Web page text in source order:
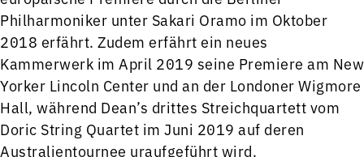
Philharmoniker unter Sakari Oramo im Oktober
2018 erfährt. Zudem erfährt ein neues
Kammerwerk im April 2019 seine Premiere am New
Yorker Lincoln Center und an der Londoner Wigmore
Hall, während Dean’s drittes Streichquartett vom
Doric String Quartet im Juni 2019 auf deren
Australientournee uraufgeführt wird.